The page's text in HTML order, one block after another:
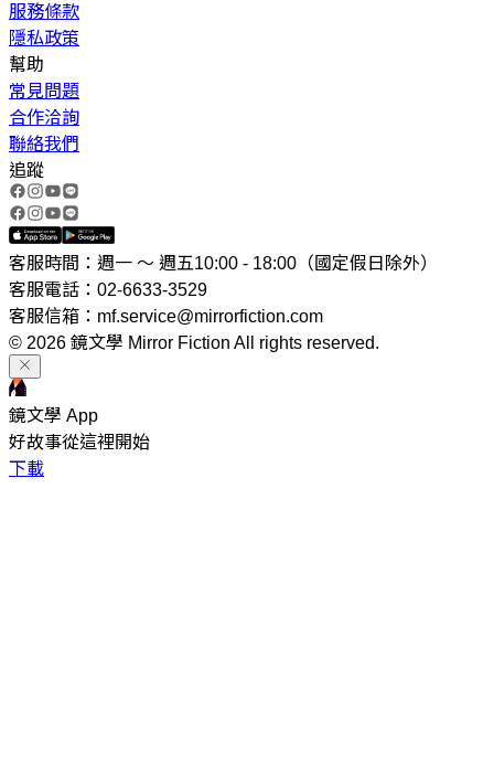
服務條款
隱私政策
幫助
常見問題
合作洽詢
聯絡我們
追蹤
客服時間：週一 ～ 週五10:00 - 18:00（國定假日除外）
客服電話：02-6633-3529
客服信箱：mf.service@mirrorfiction.com
© 2026 鏡文學 Mirror Fiction All rights reserved.
鏡文學 App
好故事從這裡開始
下載